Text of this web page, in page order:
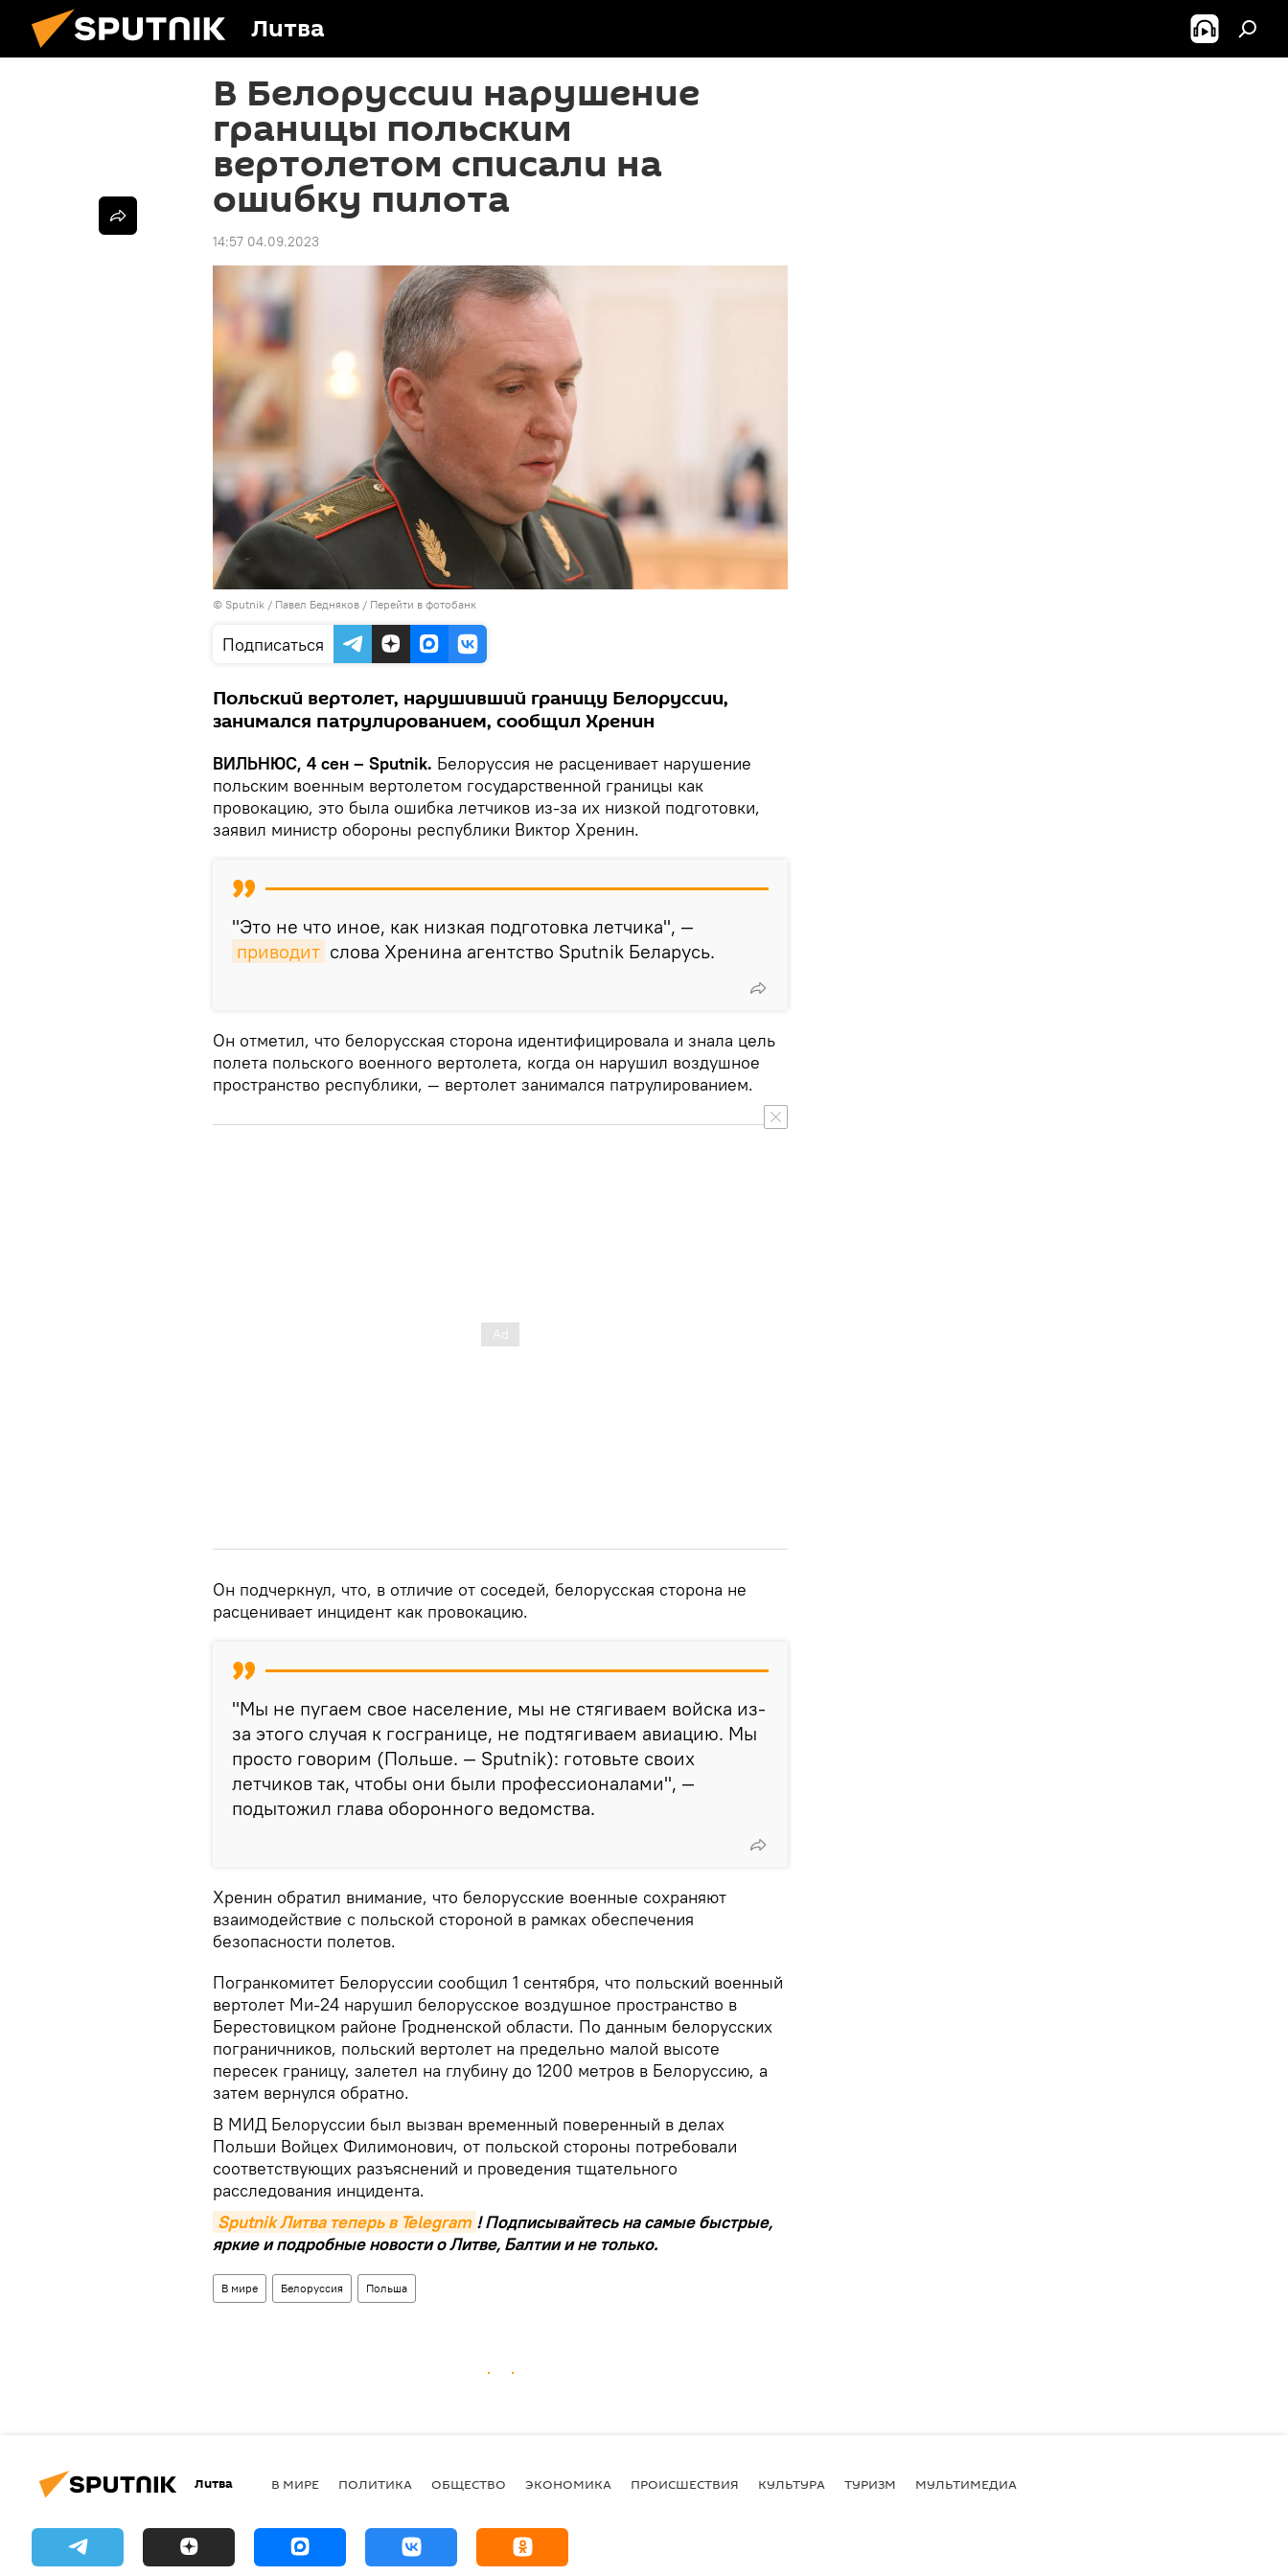
Литва
В Белоруссии нарушение
границы польским
вертолетом списали на
ошибку пилота
14:57 04.09.2023
© Sputnik / Павел Бедняков / Перейти в фотобанк
Подписаться
Польский вертолет, нарушивший границу Белоруссии,
занимался патрулированием, сообщил Хренин
ВИЛЬНЮС, 4 сен – Sputnik. Белоруссия не расценивает нарушение
польским военным вертолетом государственной границы как
провокацию, это была ошибка летчиков из-за их низкой подготовки,
заявил министр обороны республики Виктор Хренин.
"Это не что иное, как низкая подготовка летчика", —
приводит слова Хренина агентство Sputnik Беларусь.
Он отметил, что белорусская сторона идентифицировала и знала цель
полета польского военного вертолета, когда он нарушил воздушное
пространство республики, — вертолет занимался патрулированием.
Он подчеркнул, что, в отличие от соседей, белорусская сторона не
расценивает инцидент как провокацию.
"Мы не пугаем свое население, мы не стягиваем войска из-
за этого случая к госгранице, не подтягиваем авиацию. Мы
просто говорим (Польше. — Sputnik): готовьте своих
летчиков так, чтобы они были профессионалами", —
подытожил глава оборонного ведомства.
Хренин обратил внимание, что белорусские военные сохраняют
взаимодействие с польской стороной в рамках обеспечения
безопасности полетов.
Погранкомитет Белоруссии сообщил 1 сентября, что польский военный
вертолет Ми-24 нарушил белорусское воздушное пространство в
Берестовицком районе Гродненской области. По данным белорусских
пограничников, польский вертолет на предельно малой высоте
пересек границу, залетел на глубину до 1200 метров в Белоруссию, а
затем вернулся обратно.
В МИД Белоруссии был вызван временный поверенный в делах
Польши Войцех Филимонович, от польской стороны потребовали
соответствующих разъяснений и проведения тщательного
расследования инцидента.
Sputnik Литва теперь в Telegram ! Подписывайтесь на самые быстрые,
яркие и подробные новости о Литве, Балтии и не только.
В мире Белоруссия Польша
Литва В МИРЕ ПОЛИТИКА ОБЩЕСТВО ЭКОНОМИКА ПРОИСШЕСТВИЯ КУЛЬТУРА ТУРИЗМ МУЛЬТИМЕДИА